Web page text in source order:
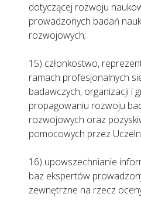
dotyczącej rozwoju
prowadzonych badań
rozwojowych;
15) członkostwo,
ramach profesjonalnych
badawczych, organizacji i
propagowaniu rozwoju
rozwojowych oraz
pomocowych przez
16) upowszechnianie
baz ekspertów
zewnętrzne na rzecz